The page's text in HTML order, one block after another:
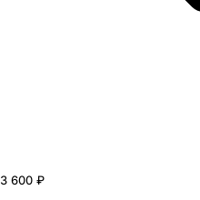
3 600 ₽